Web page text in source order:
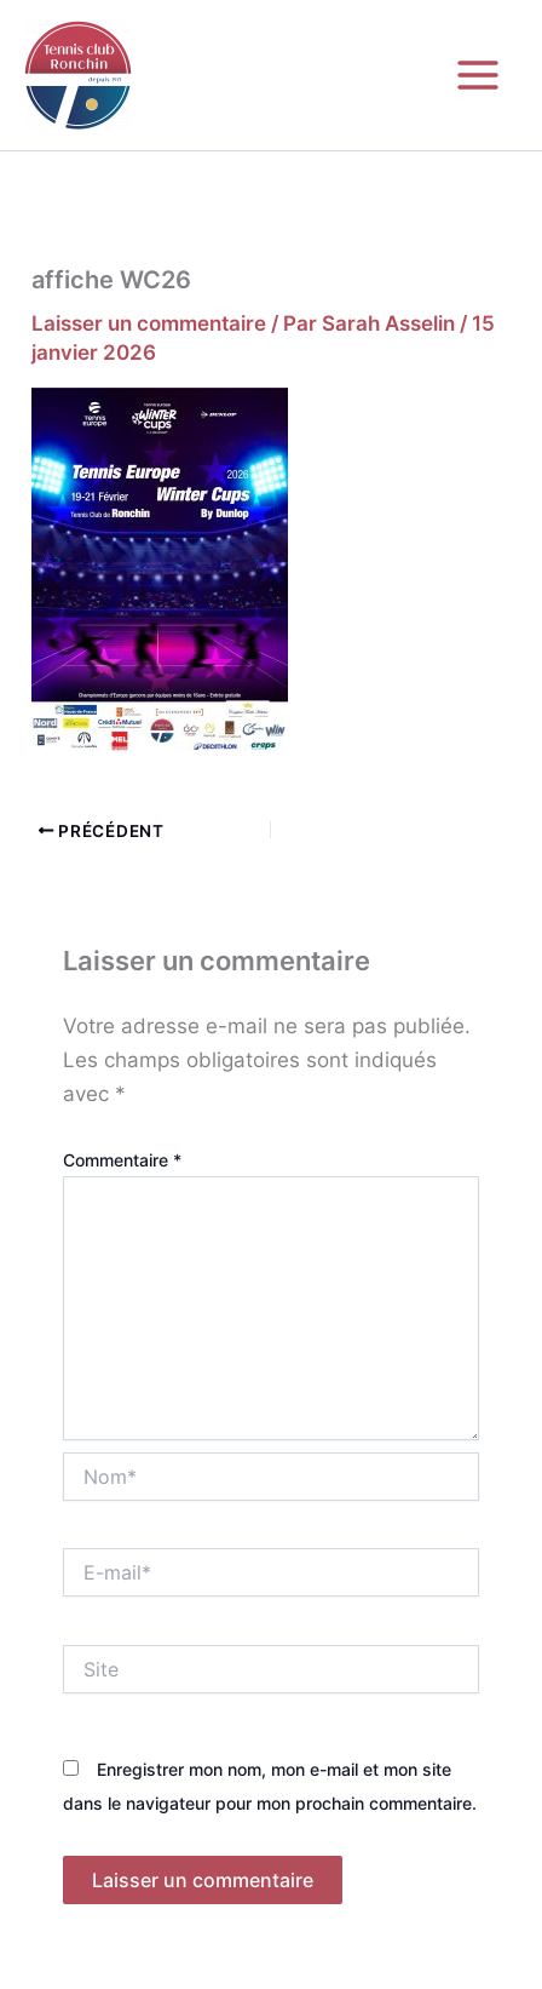
contenu
affiche WC26
Laisser un commentaire / Par Sarah Asselin / 15
janvier 2026
PRÉCÉDENT
Laisser un commentaire
Votre adresse e-mail ne sera pas publiée.
Les champs obligatoires sont indiqués
avec *
Commentaire *
mail*
Enregistrer mon nom, mon e-mail et mon site
dans le navigateur pour mon prochain commentaire.